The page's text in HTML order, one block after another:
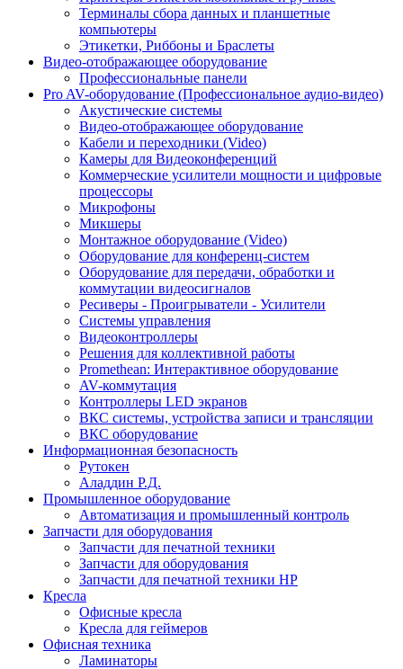
Терминалы сбора данных и планшетные
компьютеры
Этикетки, Риббоны и Браслеты
Видео-отображающее оборудование
Профессиональные панели
Pro AV-оборудование (Профессиональное аудио-видео)
Акустические системы
Видео-отображающее оборудование
Кабели и переходники (Video)
Камеры для Видеоконференций
Коммерческие усилители мощности и цифровые
процессоры
Микрофоны
Микшеры
Монтажное оборудование (Video)
Оборудование для конференц-систем
Оборудование для передачи, обработки и
коммутации видеосигналов
Ресиверы - Проигрыватели - Усилители
Системы управления
Видеоконтроллеры
Решения для коллективной работы
Promethean: Интерактивное оборудование
AV-коммутация
Контроллеры LED экранов
ВКС системы, устройства записи и трансляции
ВКС оборудование
Информационная безопасность
Рутокен
Аладдин Р.Д.
Промышленное оборудование
Автоматизация и промышленный контроль
Запчасти для оборудования
Запчасти для печатной техники
Запчасти для оборудования
Запчасти для печатной техники HP
Кресла
Офисные кресла
Кресла для геймеров
Офисная техника
Ламинаторы